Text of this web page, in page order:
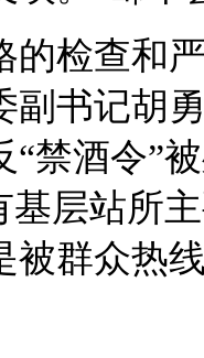
检查和严
副书记胡
“禁酒令”
基层站所
被群众热